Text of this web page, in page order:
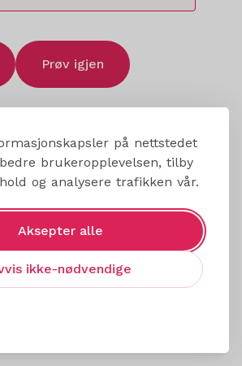
på nettstedet
brukeropplevelsen, tilby
og analysere trafikken vår.
Aksepter alle
ikke-nødvendige
Prøv igjen